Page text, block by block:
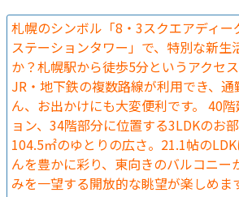
札幌のシンボル「8・3スクエアディ
ステーションタワー」で、特別な新生
か？札幌駅から徒歩5分というアクセス
JR・地下鉄の複数路線が利用でき、
ん、お出かけにも大変便利です。 40
ョン、34階部分に位置する3LDKのお
104.5㎡のゆとりの広さ。21.1帖の
んを豊かに彩り、東向きのバルコニー
みを一望する開放的な眺望が楽しめま